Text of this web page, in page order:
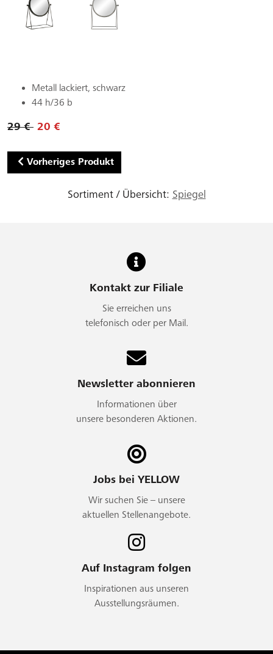
Metall lackiert, schwarz
44 h/36 b
29 € 20 €
Vorheriges Produkt
Sortiment / Übersicht: Spiegel
Kontakt zur Filiale
Sie erreichen uns
telefonisch oder per Mail.
Newsletter abonnieren
Informationen über
unsere besonderen Aktionen.
Jobs bei YELLOW
Wir suchen Sie – unsere
aktuellen Stellenangebote.
Auf Instagram folgen
Inspirationen aus unseren
Ausstellungsräumen.